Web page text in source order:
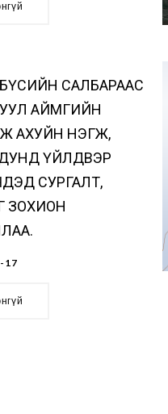
САЛБАРААС
АЙМГИЙН
АХУЙН НЭГЖ,
ҮЙЛДВЭР
СУРГАЛТ,
ЗОХИОН
17